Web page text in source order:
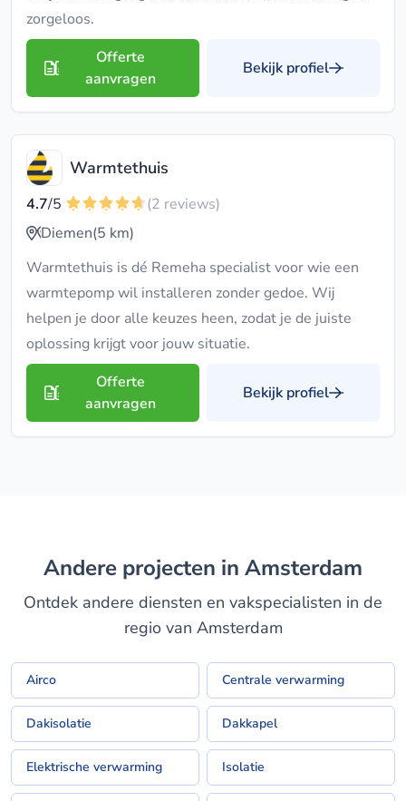
zorgeloos.
Offerte
aanvragen
Bekijk profiel
Warmtethuis
4.7/5
(2 reviews)
Diemen(5 km)
Warmtethuis is dé Remeha specialist voor wie een
warmtepomp wil installeren zonder gedoe. Wij
helpen je door alle keuzes heen, zodat je de juiste
oplossing krijgt voor jouw situatie.
Offerte
aanvragen
Bekijk profiel
Andere projecten in Amsterdam
Ontdek andere diensten en vakspecialisten in de
regio van Amsterdam
Airco Centrale verwarming
Dakisolatie Dakkapel
Elektrische verwarming Isolatie